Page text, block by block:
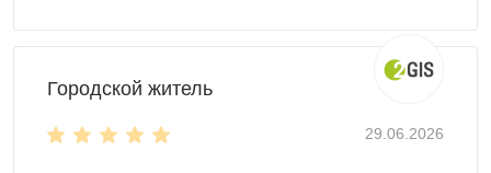
Городской житель
29.06.2026